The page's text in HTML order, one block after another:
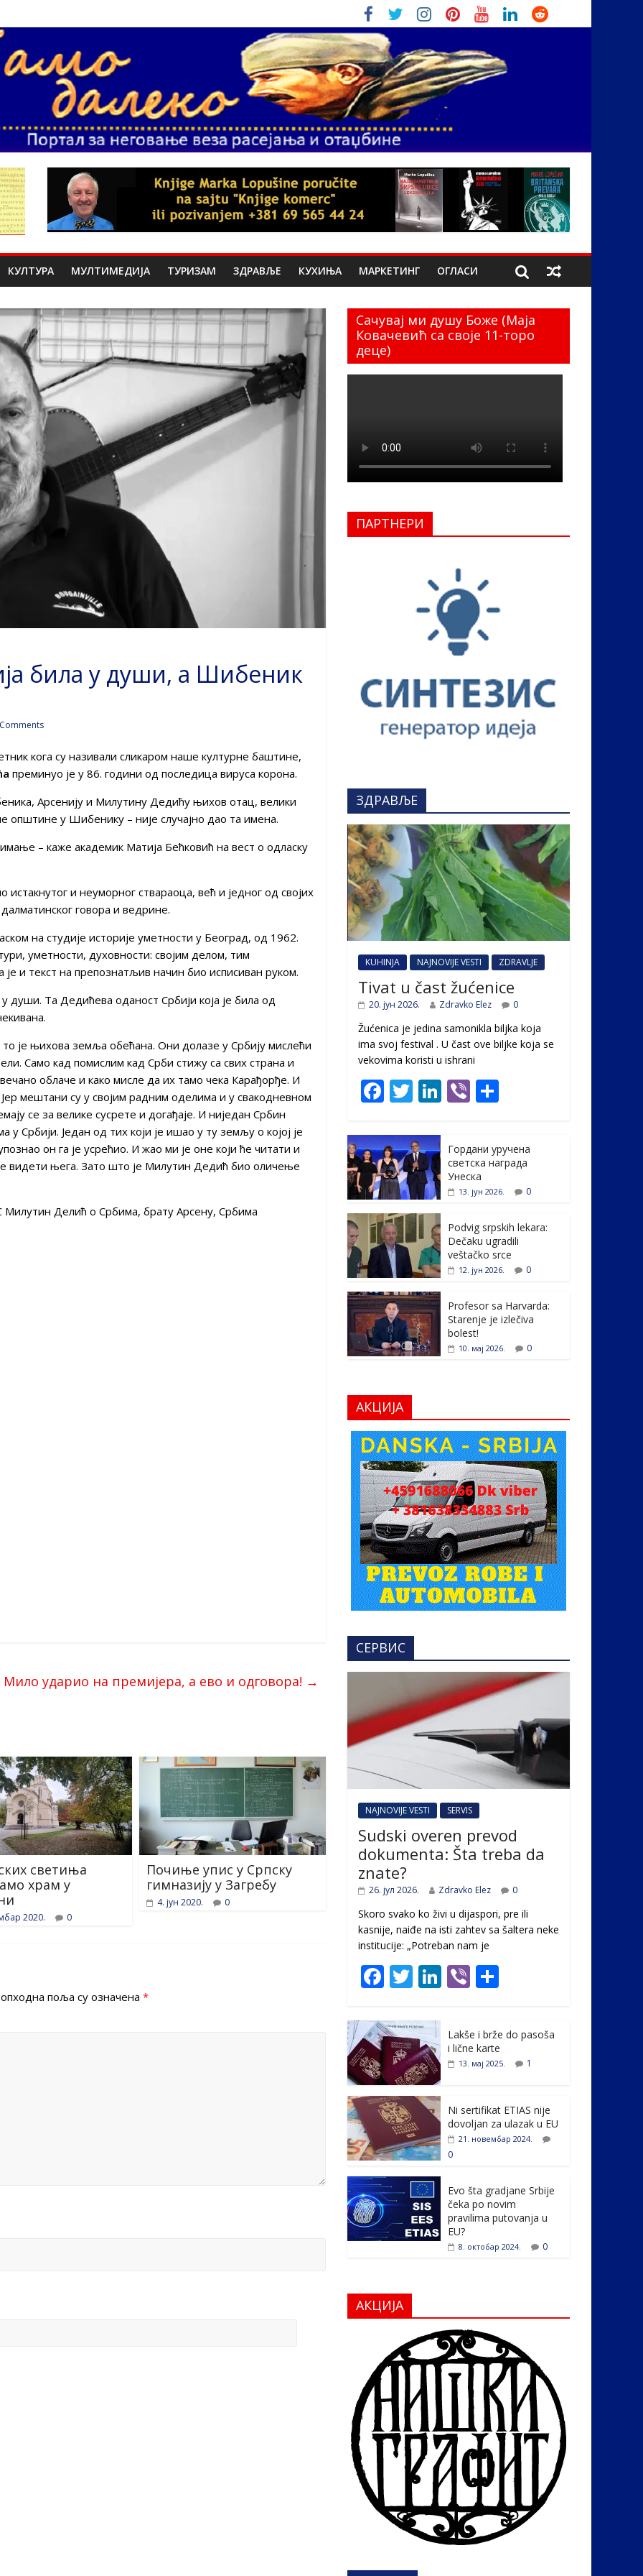
КУЛТУРА МУЛТИМЕДИЈА ТУРИЗАМ ЗДРАВЉЕ КУХИЊА МАРКЕТИНГ ОГЛАСИ
била у души, а Шибеник
кога су називали сликаром наше културне баштине,
преминуо је у 86. години од последица вируса корона.
Арсенију и Милутину Дедићу њихов отац, велики
општине у Шибенику – није случајно дао та имена.
– каже академик Матија Бећковић на вест о одласку
и неуморног ствараоца, већ и једног од својих
говора и ведрине.
на студије историје уметности у Београд, од 1962.
уметности, духовности: својим делом, тим
је и текст на препознатљив начин био исписиван руком.
души. Та Дедићева оданост Србији која је била од
то је њихова земља обећана. Они долазе у Србију мислећи
Само кад помислим кад Срби стижу са свих страна и
облаче и како мисле да их тамо чека Карађорђе. И
мештани су у својим радним оделима и у свакодневном
се за велике сусрете и догађаје. И ниједан Србин
Србији. Један од тих који је ишао у ту земљу о којој је
он га је усрећио. И жао ми је оне који ће читати и
видети њега. Зато што је Милутин Дедић био оличење
Милутин Делић о Србима, брату Арсену, Србима
Мило ударио на премијера, а ево и одговора! →
светиња
храм у
2020. 0
Почиње упис у Српску
гимназију у Загребу
4. јун 2020. 0
поља су означена *
Сачувај ми душу Боже (Маја
Ковачевић са своје 11-торо
деце)
ПАРТНЕРИ
ЗДРАВЉЕ
KUHINJA NAJNOVIJE VESTI ZDRAVLJE
Tivat u čast žućenice
20. јун 2026. Zdravko Elez 0
Žućenica je jedina samonikla biljka koja
ima svoj festival . U čast ovе biljke koja se
vekovima koristi u ishrani
F
e
b
o
o
k
T
itt
er
Li
e
dI
n
Vi
e
Гордани уручена
светска награда
Унеска
13. јун 2026. 0
Podvig srpskih lekara:
Dečaku ugradili
veštačko srce
12. јун 2026. 0
Profesor sa Harvarda:
Starenje je izlečiva
bolest!
10. мај 2026. 0
АКЦИЈА
СЕРВИС
NAJNOVIJE VESTI SERVIS
Sudski overen prevod
dokumenta: Šta treba da
znate?
26. јул 2026. Zdravko Elez 0
Skoro svako ko živi u dijaspori, pre ili
kasnije, naiđe na isti zahtev sa šaltera neke
institucije: „Potreban nam je
F
e
b
o
o
k
T
itt
er
Li
e
dI
Vi
er ar
e
Lakše i brže do pasoša
i lične karte
13. мај 2025. 1
Ni sertifikat ETIAS nije
dovoljan za ulazak u EU
21. новембар 2024.
0
Evo šta gradjane Srbije
čeka po novim
pravilima putovanja u
EU?
8. октобар 2024. 0
АКЦИЈА